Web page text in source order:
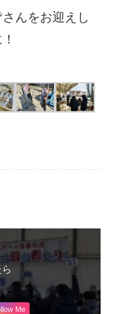
んをお迎えし
Me